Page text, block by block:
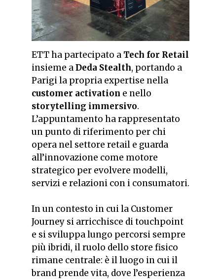
ETT ha partecipato a Tech for Retail
insieme aDeda Stealth, portando a
Parigi la propria expertise nella
customer activation e nello
storytelling immersivo.
L’appuntamento ha rappresentato
un punto di riferimento per chi
opera nel settore retail e guarda
all’innovazione come motore
strategico per evolvere modelli,
servizi e relazioni con i consumatori.
In un contesto in cui la Customer
Journey si arricchisce di touchpoint
e si sviluppa lungo percorsi sempre
più ibridi, il ruolo dello store fisico
rimane centrale: è il luogo in cui il
brand prende vita, dove l’esperienza